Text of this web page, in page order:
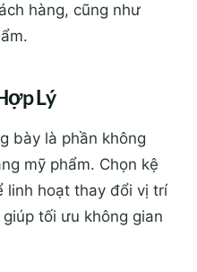
hàng, cũng như
Lý
bày là phần không
mỹ phẩm. Chọn kệ
linh hoạt thay đổi vị trí
tối ưu không gian